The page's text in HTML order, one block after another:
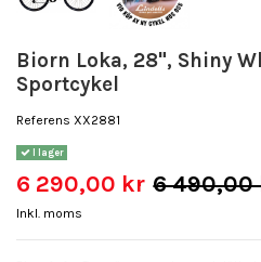
Biorn Loka, 28", Shiny
Sportcykel
Referens XX2881
I lager
6 290,00 kr 6 490,00
Inkl. moms